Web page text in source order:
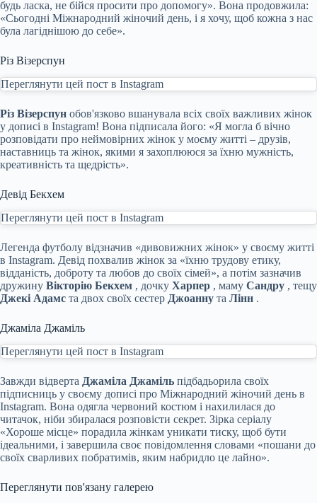
будь ласка, не бійся просити про допомогу». Вона продовжила:
«Сьогодні Міжнародний жіночий день, і я хочу, щоб кожна з нас
була лагіднішою до себе».
Різ Візерспун
Переглянути цей пост в Instagram
Різ Візерспун обов'язково вшанувала всіх своїх важливих жінок
у дописі в Instagram! Вона підписала його: «Я могла б вічно
розповідати про неймовірних жінок у моєму житті – друзів,
наставниць та жінок, якими я захоплююся за їхню мужність,
креативність та щедрість».
Девід Бекхем
Переглянути цей пост в Instagram
Легенда футболу відзначив «дивовижних жінок» у своєму житті
в Instagram. Девід похвалив жінок за «їхню трудову етику,
відданість, доброту та любов до своїх сімей», а потім зазначив
дружину Вікторію Бекхем , дочку Харпер , маму Сандру , тещу
Джекі Адамс та двох своїх сестер Джоанну та Лінн .
Джаміла Джаміль
Переглянути цей пост в Instagram
Завжди відверта Джаміла Джаміль підбадьорила своїх
підписниць у своєму дописі про Міжнародний жіночий день в
Instagram. Вона одягла червоний костюм і нахилилася до
читачок, ніби збиралася розповісти секрет. Зірка серіалу
«Хороше місце» порадила жінкам уникати тиску, щоб бути
ідеальними, і завершила своє повідомлення словами «пошани до
своїх сварливих побратимів, яким набридло це лайно».
Переглянути пов'язану галерею